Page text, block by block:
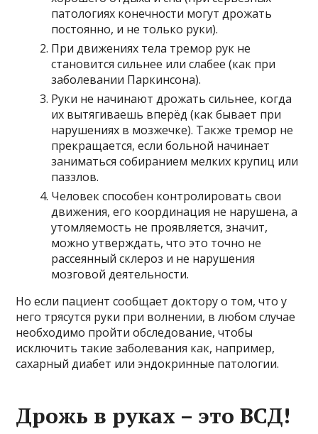
патологиях конечности могут дрожать
постоянно, и не только руки).
При движениях тела тремор рук не
становится сильнее или слабее (как при
заболевании Паркинсона).
Руки не начинают дрожать сильнее, когда
их вытягиваешь вперёд (как бывает при
нарушениях в мозжечке). Также тремор не
прекращается, если больной начинает
заниматься собиранием мелких крупиц или
паззлов.
Человек способен контролировать свои
движения, его координация не нарушена, а
утомляемость не проявляется, значит,
можно утверждать, что это точно не
рассеянный склероз и не нарушения
мозговой деятельности.
Но если пациент сообщает доктору о том, что у
него трясутся руки при волнении, в любом случае
необходимо пройти обследование, чтобы
исключить такие заболевания как, например,
сахарный диабет или эндокринные патологии.
Дрожь в руках – это ВСД!